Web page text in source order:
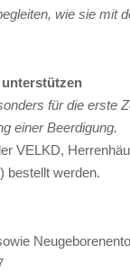
wie sie mit
für die erste
einer Beerdigung.
VELKD,
bestellt werden.